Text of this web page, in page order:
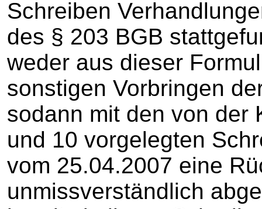
Schreiben
des § 203 BGB
weder aus dieser
sonstigen Vorbringen
sodann mit den von der
und 10 vorgelegten
vom 25.04.2007 eine
unmissverständlich